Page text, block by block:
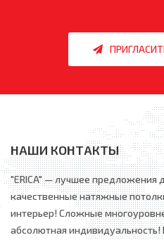
НАШИ КОНТАКТЫ
"ERICA" — лучшее предложения
качественные натяжные
интерьер! Сложные
абсолютная